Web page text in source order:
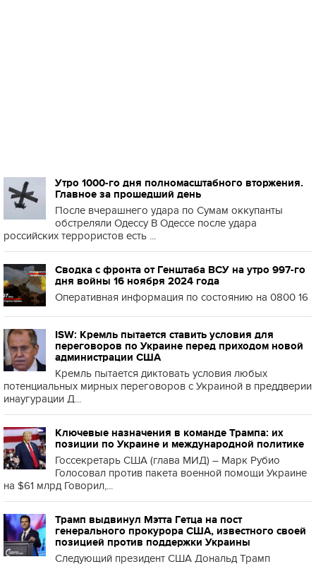
Утро 1000-го дня полномасштабного вторжения.
Главное за прошедший день
После вчерашнего удара по Сумам оккупанты
обстреляли Одессу В Одессе после удара
российских террористов есть ...
Сводка с фронта от Генштаба ВСУ на утро 997-го
дня войны 16 ноября 2024 года
Оперативная информация по состоянию на 0800 16
ISW: Кремль пытается ставить условия для
переговоров по Украине перед приходом новой
администрации США
Кремль пытается диктовать условия любых
потенциальных мирных переговоров с Украиной в преддверии
инаугурации Д...
Ключевые назначения в команде Трампа: их
позиции по Украине и международной политике
Госсекретарь США (глава МИД) – Марк Рубио
Голосовал против пакета военной помощи Украине
на $61 млрд Говорил,...
Трамп выдвинул Мэтта Гетца на пост
генерального прокурора США, известного своей
позицией против поддержки Украины
Следующий президент США Дональд Трамп